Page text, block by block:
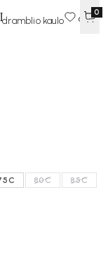
0
kaulo 90 €
80C
85C